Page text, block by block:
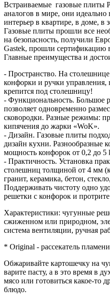
Встраиваемые газовые плиты
аналогов в мире, они
интерьер в квартире, в доме, в
Газовые плиты прошли все
на безопасность, получили
Gastek, прошли сертификацию
Главные преимущества и
- Пространство. На
конфорки и ручки управления,
крепится под столешницу!
- Функциональность. Большое
позволяет одновременно
сковородки. Разные режимы:
кипячения до жарки «WoK».
- Дизайн. Газовые плиты
дизайн кухни. Разнообразные
мощность конфорок от 0,2 до 5
- Практичность. Установка
столешниц толщиной от 4 мм
гранит, керамика, бетон,
Поддерживать чистоту одно
решетки с конфорок и
Характеристики: чугунные
сжиженном или природном,
система вентиляции, ручная
* Original - рассекатель
Обжаривайте картошечку на
варите пасту, а в это время в
мясо или готовиться какое-то
блюдо.